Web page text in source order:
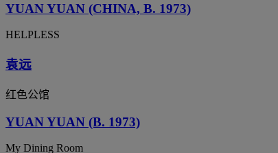
YUAN YUAN (CHINA, B. 1973)
HELPLESS
袁远
红色公馆
YUAN YUAN (B. 1973)
My Dining Room